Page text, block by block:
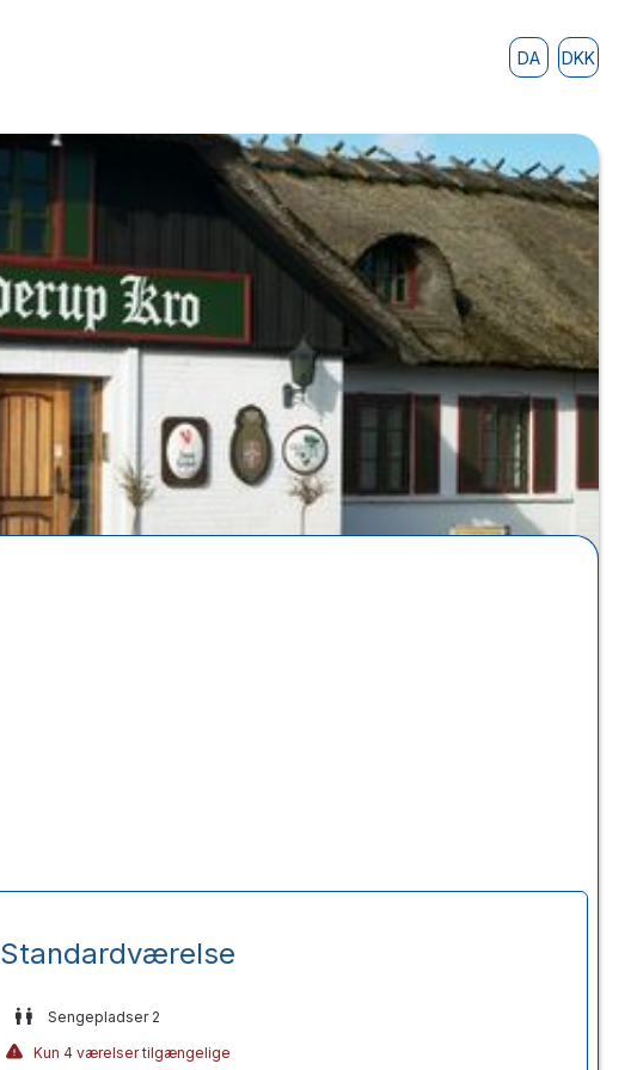
DA DKK
Standardværelse
Sengepladser 2
Kun 4 værelser tilgængelige